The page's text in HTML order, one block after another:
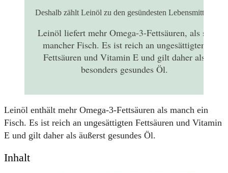
Deshalb zählt Leinöl zu den gesündesten Lebensmitteln
Leinöl liefert mehr Omega-3-Fettsäuren, als so
mancher Fisch. Es ist reich an ungesättigten
Fettsäuren und Vitamin E und gilt daher als
besonders gesundes Öl.
Leinöl enthält mehr Omega-3-Fettsäuren als manch ein
Fisch. Es ist reich an ungesättigten Fettsäuren und Vitamin
E und gilt daher als äußerst gesundes Öl.
Inhalt